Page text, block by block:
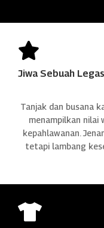

Jiwa Sebuah
Tanjak dan busana
menampilkan nilai
kepahlawanan.
tetapi lambang
